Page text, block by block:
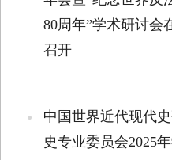
80周年”学术研讨会
召开
中国世界近代现代
史专业委员会2025